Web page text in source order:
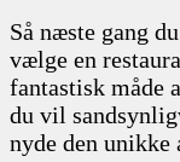
Så næste gang
vælge en
fantastisk måde
du vil
nyde den